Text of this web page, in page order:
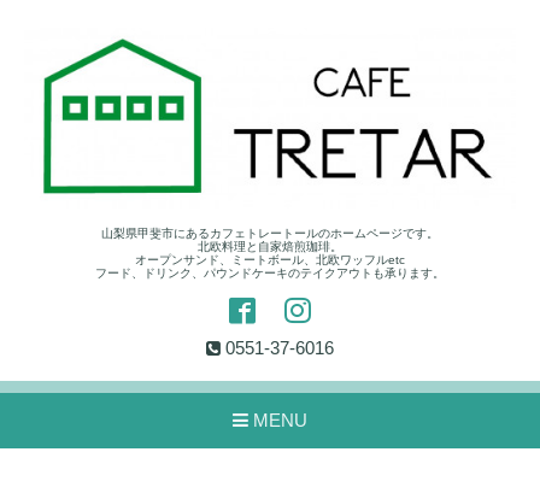
山梨県甲斐市にあるカフェトレートールのホームページです。
北欧料理と自家焙煎珈琲。
オープンサンド、ミートボール、北欧ワッフルetc
フード、ドリンク、パウンドケーキのテイクアウトも承ります。
0551-37-6016
MENU